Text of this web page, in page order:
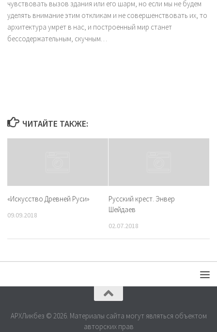
чувствовать вызов здания или его шарм, но если мы не будем
уделять внимание этим откликам и не совершенствовать их, то
архитектура умрет в нас, и построенный мир станет
бессодержательным, скучным…
ЧИТАЙТЕ ТАКЖЕ:
«Искусство Древней Руси»
09.09.2018
Русский крест. Энвер
Шейдаев
02.07.2018
АРХЛикбез © 2026. Материалы сайта могут являться объектом
авторских прав